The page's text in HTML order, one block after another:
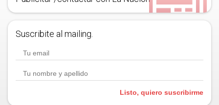
Suscribite al mailing.
Listo, quiero suscribirme